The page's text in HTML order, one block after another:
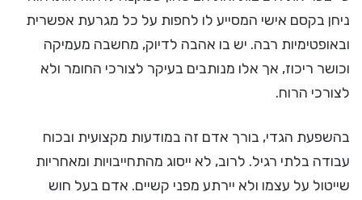
ניחן בקסם אישי המסייע לו לחפות על כל מגרעת אפשרית
ובאופטימיות רבה. יש בו אהבה לדיוק, מחשבה מעמיקה
וכושר ריכוז, אך אלו מנותבים בעיקר לצורכי החומר ולא
לצורכי הרוח.
בהשפעת הגדי, בורך אדם זה במודעות מקצועית ובכוח
עבודה בלתי רגיל. לרוב, לא ייסוג מהתחייבויות ומאחריות
שייטול על עצמו ולא יירתע מפני קשיים. אדם בעל חוש